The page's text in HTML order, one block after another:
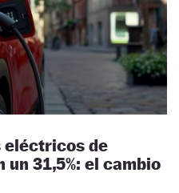
eléctricos de
31,5%: el cambio